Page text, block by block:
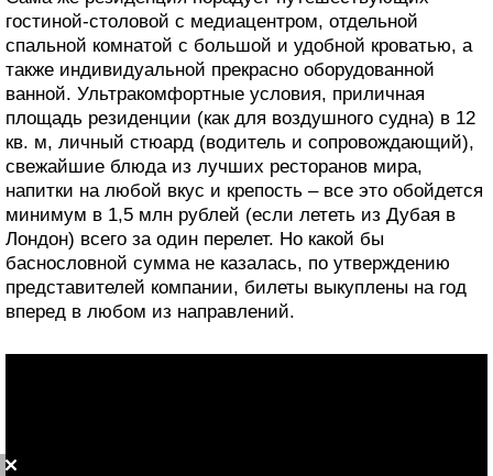
гостиной-столовой с медиацентром, отдельной
спальной комнатой с большой и удобной кроватью, а
также индивидуальной прекрасно оборудованной
ванной. Ультракомфортные условия, приличная
площадь резиденции (как для воздушного судна) в 12
кв. м, личный стюард (водитель и сопровождающий),
свежайшие блюда из лучших ресторанов мира,
напитки на любой вкус и крепость – все это обойдется
минимум в 1,5 млн рублей (если лететь из Дубая в
Лондон) всего за один перелет. Но какой бы
баснословной сумма не казалась, по утверждению
представителей компании, билеты выкуплены на год
вперед в любом из направлений.